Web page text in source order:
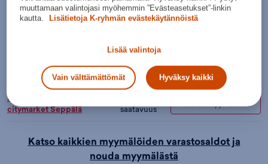
Budget Sport Helsinki, Itis
saatavuus
Nouda myymälästä
Budget Sport Jyväskylä, K-
citymarket Seppälä
saatavuus
Nouda myymälästä
Katso kaikkien myymälöiden varastosaldot ja
nouda myymälästä
muuttamaan valintojasi myöhemmin ”Evästeasetukset”-linkin
kautta.
Lisätietoja K-ryhmän evästekäytännöistä
Lisää valintoja
Vain välttämättömät Hyväksy kaikki